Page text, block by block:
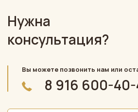
Нужна
консультация?
Вы можете позвонить нам или
8 916 600-